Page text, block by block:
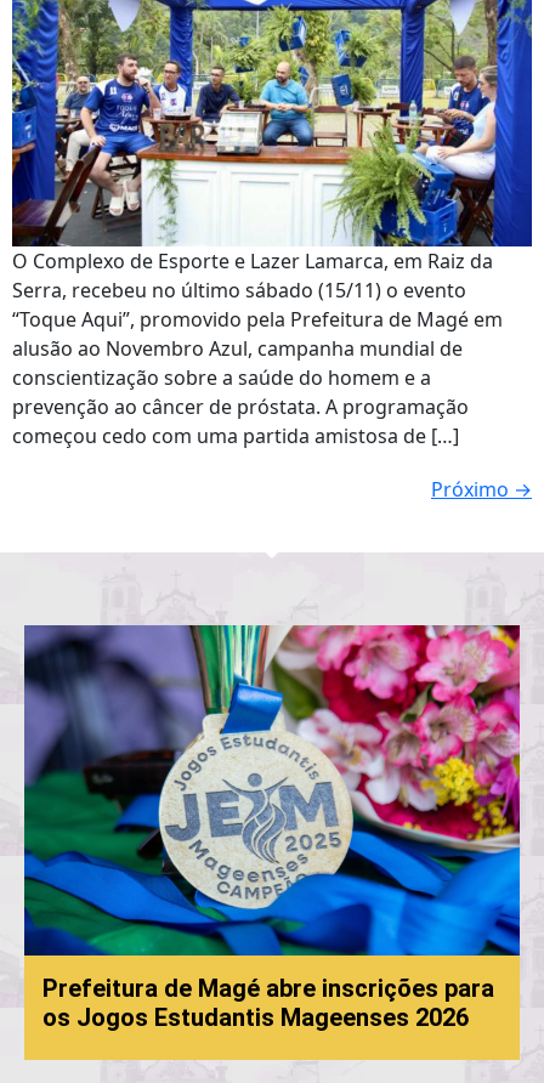
O Complexo de Esporte e Lazer Lamarca, em Raiz da
Serra, recebeu no último sábado (15/11) o evento
“Toque Aqui”, promovido pela Prefeitura de Magé em
alusão ao Novembro Azul, campanha mundial de
conscientização sobre a saúde do homem e a
prevenção ao câncer de próstata. A programação
começou cedo com uma partida amistosa de […]
Próximo →
inscrições para
Mageenses 2026